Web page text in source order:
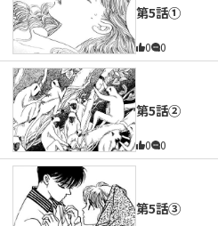
第5話①
0 0
第5話②
0 0
第5話③